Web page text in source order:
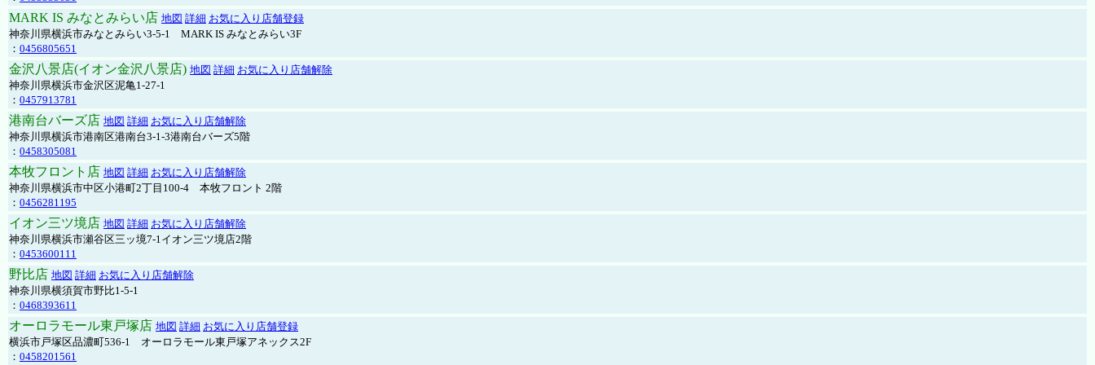
MARK IS みなとみらい店 地図 詳細 お気に入り店舗登録
神奈川県横浜市みなとみらい3-5-1 MARK IS みなとみらい3F
： 0456805651
金沢八景店(イオン金沢八景店) 地図 詳細 お気に入り店舗解除
神奈川県横浜市金沢区泥亀1-27-1
： 0457913781
港南台バーズ店 地図 詳細 お気に入り店舗解除
神奈川県横浜市港南区港南台3-1-3港南台バーズ5階
： 0458305081
本牧フロント店 地図 詳細 お気に入り店舗解除
神奈川県横浜市中区小港町2丁目100-4 本牧フロント 2階
： 0456281195
イオン三ツ境店 地図 詳細 お気に入り店舗解除
神奈川県横浜市瀬谷区三ッ境7-1イオン三ツ境店2階
： 0453600111
野比店 地図 詳細 お気に入り店舗解除
神奈川県横須賀市野比1-5-1
： 0468393611
オーロラモール東戸塚店 地図 詳細 お気に入り店舗登録
横浜市戸塚区品濃町536-1 オーロラモール東戸塚アネックス2F
： 0458201561